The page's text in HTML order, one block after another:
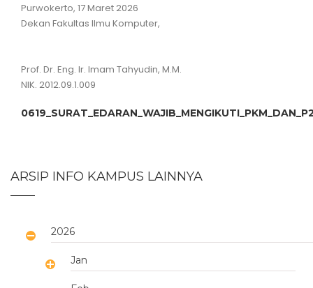
Purwokerto, 17 Maret 2026
Dekan Fakultas Ilmu Komputer,
Prof. Dr. Eng. Ir. Imam Tahyudin, M.M.
NIK. 2012.09.1.009
ARSIP INFO KAMPUS LAINNYA
2026
Jan